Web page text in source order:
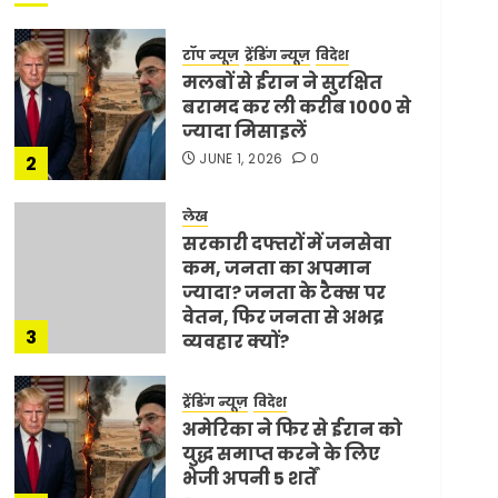
2
टॉप न्यूज़ ट्रेंडिंग न्यूज़ विदेश
मलबों से ईरान ने सुरक्षित
बरामद कर ली करीब 1000 से
ज्यादा मिसाइलें
JUNE 1, 2026 0
3
लेख
सरकारी दफ्तरों में जनसेवा
कम, जनता का अपमान
ज्यादा? जनता के टैक्स पर
वेतन, फिर जनता से अभद्र
व्यवहार क्यों?
ट्रेंडिंग न्यूज़ विदेश
अमेरिका ने फिर से ईरान को
युद्ध समाप्त करने के लिए
भेजी अपनी 5 शर्तें